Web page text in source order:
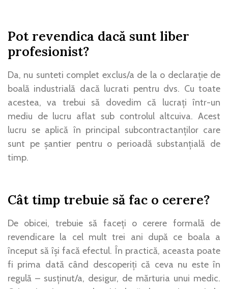
Pot revendica dacă sunt liber
profesionist?
Da, nu sunteti complet exclus/a de la o declarație de
boală industrială dacă lucrati pentru dvs. Cu toate
acestea, va trebui să dovedim că lucrați într-un
mediu de lucru aflat sub controlul altcuiva. Acest
lucru se aplică în principal subcontractanților care
sunt pe șantier pentru o perioadă substanțială de
timp.
Cât timp trebuie să fac o cerere?
De obicei, trebuie să faceți o cerere formală de
revendicare la cel mult trei ani după ce boala a
început să își facă efectul. În practică, aceasta poate
fi prima dată când descoperiți că ceva nu este în
regulă – susținut/a, desigur, de mărturia unui medic.